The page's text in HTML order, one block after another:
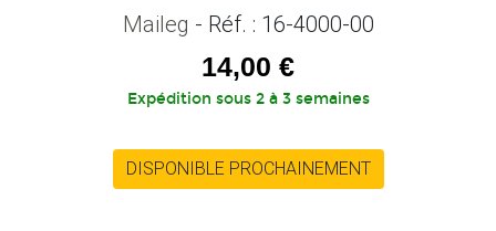
Maileg - Réf. : 16-4000-00
14,00 €
Expédition sous 2 à 3 semaines
DISPONIBLE PROCHAINEMENT